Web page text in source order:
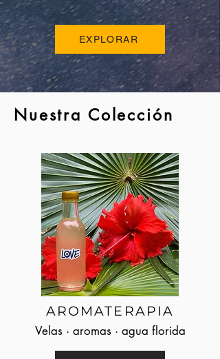
EXPLORAR
Nuestra Colección
AROMATERAPIA
Velas · aromas · agua florida